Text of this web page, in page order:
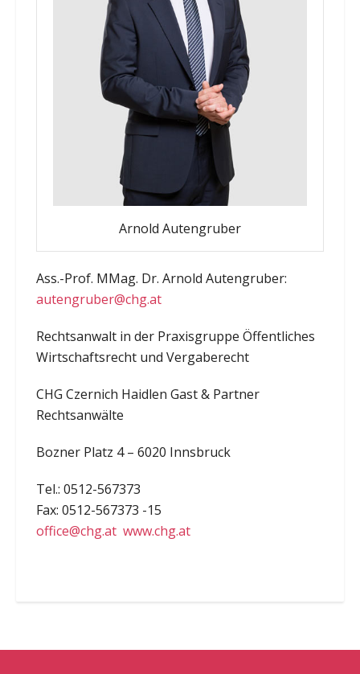
Arnold Autengruber
Ass.-Prof. MMag. Dr. Arnold Autengruber:
autengruber@chg.at
Rechtsanwalt in der Praxisgruppe Öffentliches
Wirtschaftsrecht und Vergaberecht
CHG Czernich Haidlen Gast & Partner
Rechtsanwälte
Bozner Platz 4 – 6020 Innsbruck
Tel.: 0512-567373
Fax: 0512-567373 -15
office@chg.at www.chg.at